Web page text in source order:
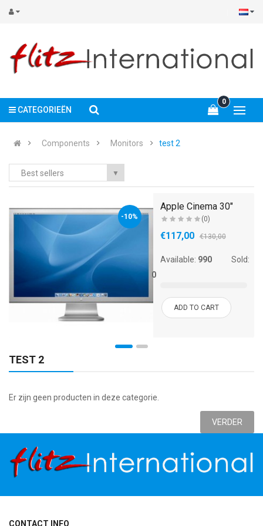
0
CATEGORIEËN
Components Monitors test 2
Best sellers ▼
-10%
Apple Cinema 30"
(0)
€117,00 €130,00
Available: 990
Sold:
0
ADD TO CART
TEST 2
Er zijn geen producten in deze categorie.
VERDER
CONTACT INFO